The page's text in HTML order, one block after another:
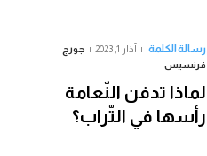
رسالة الكلمة آذار 1, 2023
جورج
فرنسيس
لماذا تدفن النّعامة
رأسها في التّراب؟